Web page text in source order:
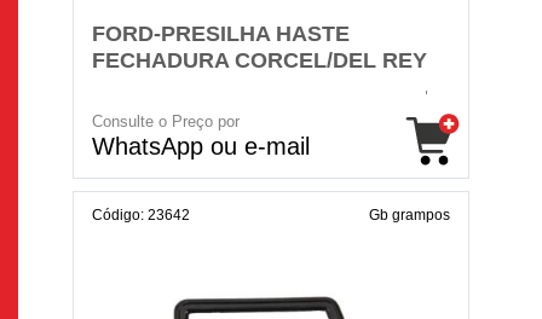
FORD-PRESILHA HASTE
FECHADURA CORCEL/DEL REY
Consulte o Preço por
WhatsApp ou e-mail
Código: 23642 Gb grampos